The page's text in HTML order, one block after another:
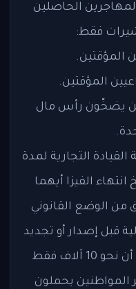
الحاصلين
فقط:
المؤقتين.
المؤقتين.
يضخّون رأس مال
التجارية لمدة
انتهاء الفيزا أيهما
من الوضع القانوني
قبل إصدار أو تجديد
الرخصة. كما قدّرت وزارة النقل أن نحو 10 آلاف فقط
غير المواطنين يحملون